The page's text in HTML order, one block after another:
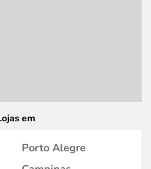
em
Porto Alegre